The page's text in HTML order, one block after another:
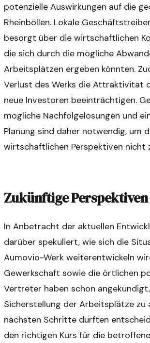
potenzielle Auswirkungen auf die
Rheinböllen. Lokale
besorgt über die wirtschaftlichen
die sich durch die mögliche
Arbeitsplätzen ergeben könnten.
Verlust des Werks die Attraktivität
neue Investoren beeinträchtigen.
mögliche Nachfolgelösungen und
Planung sind daher notwendig, um
wirtschaftlichen Perspektiven nicht
Zukünftige Perspektiven
In Anbetracht der aktuellen
darüber spekuliert, wie sich die
Aumovio-Werk weiterentwickeln
Gewerkschaft sowie die örtlichen
Vertreter haben schon
Sicherstellung der Arbeitsplätze zu
nächsten Schritte dürften
den richtigen Kurs für die